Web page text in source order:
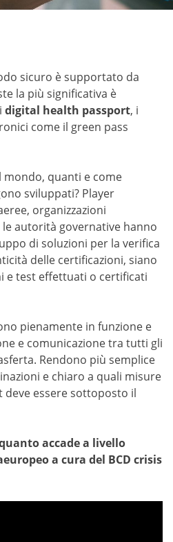
sicuro è supportato da
la più significativa è
digital health passport, i
come il green pass
quanti e come
sviluppati? Player
organizzazioni
autorità governative hanno
di soluzioni per la verifica
delle certificazioni, siano
e test effettuati o certificati
pienamente in funzione e
e comunicazione tra tutti gli
Rendono più semplice
e chiaro a quali misure
essere sottoposto il
accade a livello
a cura del BCD crisis